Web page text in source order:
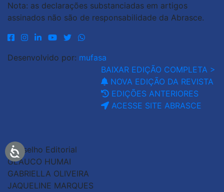
Nota: as declarações substanciadas em artigos
assinados não são de responsabilidade da Abrasce.
Desenvolvido por: mufasa
BAIXAR EDIÇÃO COMPLETA >
NOVA EDIÇÃO DA REVISTA
EDIÇÕES ANTERIORES
ACESSE SITE ABRASCE
Conselho Editorial
GLAUCO HUMAI
GABRIELLA OLIVEIRA
JAQUELINE MARQUES